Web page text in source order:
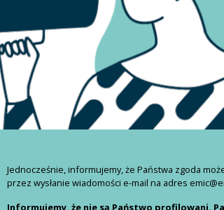
Jednocześnie, informujemy, że Państwa zgoda
przez wysłanie wiadomości e-mail na adres
Informujemy, że nie są Państwo profilowani.